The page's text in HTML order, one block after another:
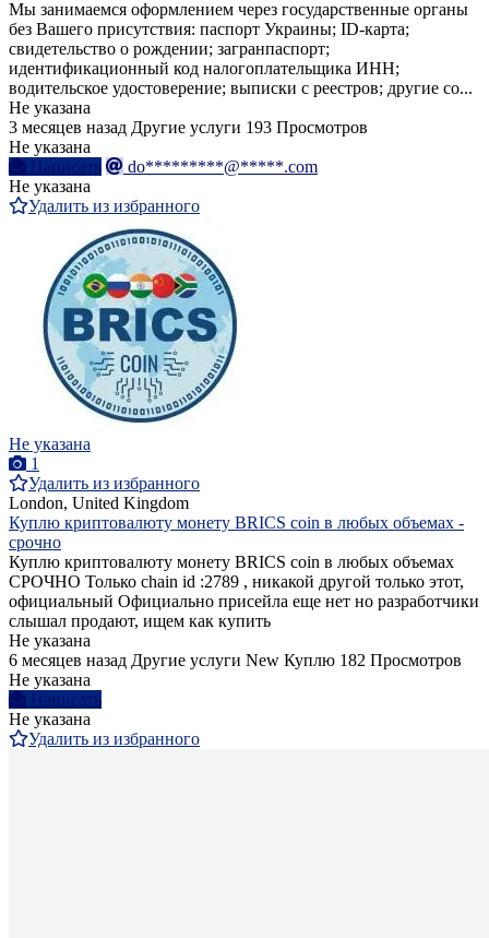
Мы занимаемся оформлением через государственные органы
без Вашего присутствия: паспорт Украины; ID-карта;
свидетельство о рождении; загранпаспорт;
идентификационный код налогоплательщика ИНН;
водительское удостоверение; выписки с реестров; другие со...
Не указана
3 месяцев назад Другие услуги 193 Просмотров
Не указана
Написать
do*********@*****.com
Не указана
Удалить из избранного
Не указана
1
Удалить из избранного
London, United Kingdom
Куплю криптовалюту монету BRICS coin в любых объемах -
срочно
Куплю криптовалюту монету BRICS coin в любых объемах
СРОЧНО Только chain id :2789 , никакой другой только этот,
официальный Официально присейла еще нет но разработчики
слышал продают, ищем как купить
Не указана
6 месяцев назад Другие услуги New Куплю 182 Просмотров
Не указана
Написать
Не указана
Удалить из избранного